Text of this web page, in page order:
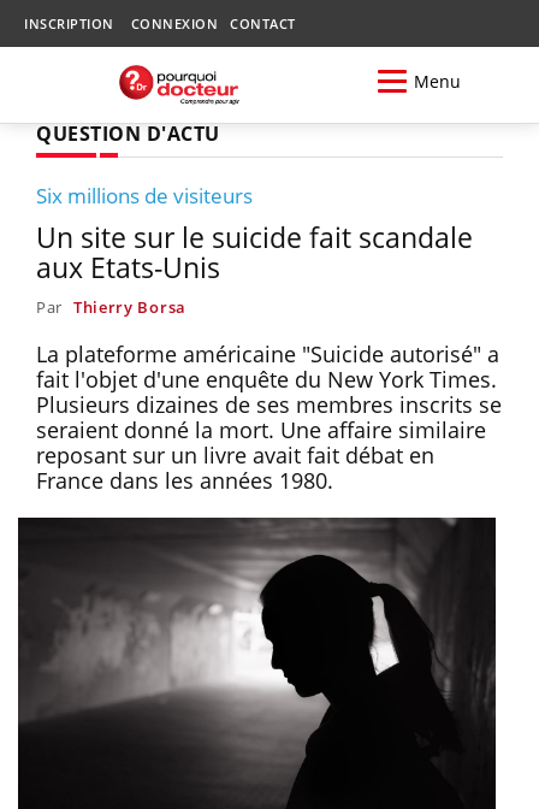
INSCRIPTION CONNEXION CONTACT
Menu
QUESTION D'ACTU
Six millions de visiteurs
Un site sur le suicide fait scandale
aux Etats-Unis
Par Thierry Borsa
La plateforme américaine "Suicide autorisé" a
fait l'objet d'une enquête du New York Times.
Plusieurs dizaines de ses membres inscrits se
seraient donné la mort. Une affaire similaire
reposant sur un livre avait fait débat en
France dans les années 1980.